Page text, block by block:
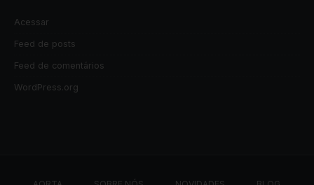
Acessar
Feed de posts
Feed de comentários
WordPress.org